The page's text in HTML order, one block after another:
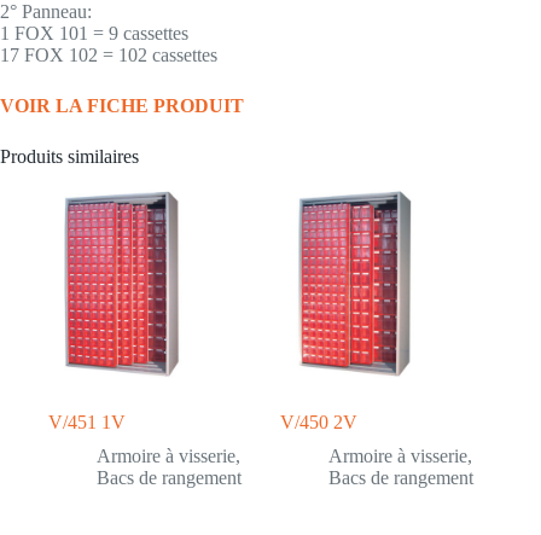
2° Panneau:
1 FOX 101 = 9 cassettes
17 FOX 102 = 102 cassettes
VOIR LA FICHE PRODUIT
Produits similaires
V/451 1V
Armoire à visserie,
Bacs de rangement
V/450 2V
Armoire à visserie,
Bacs de rangement